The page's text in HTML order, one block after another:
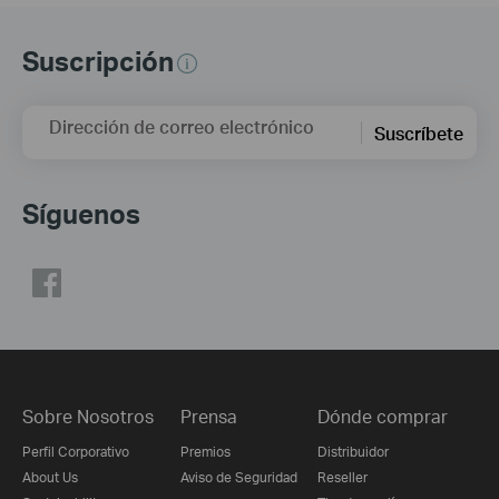
Suscripción
Dirección de correo electrónico Suscríbete
Síguenos
Sobre Nosotros
Perfil Corporativo
About Us
Prensa
Premios
Aviso de Seguridad
Dónde comprar
Distribuidor
Reseller